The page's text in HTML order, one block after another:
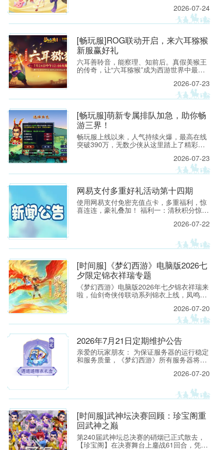
2026-07-24
[畅玩服]ROG联动开启，来六耳猕猴
新服赢好礼
六耳善聆音，能察理、知前后。真假美猴王
的传奇，让“六耳猕猴”成为西游世界中最令
2026-07-23
[畅玩服]萌新专属排队加急，助你畅
游三界！
畅玩服上线以来，人气持续火爆，最高在线
突破390万，无数少侠从这里踏上了精彩的
自踏入三界，开启属于自己的梦幻征程。
2026-07-23
网易支付多重好礼活动第十四期
使用网易支付免密充值点卡，多重福利，惊
喜连连，豪礼叠加！ 福利一：清秋积分惊喜
年9月8日8:00 活动范围： 开服时间＞30天
2026-07-22
[时间服]《梦幻西游》电脑版2026七
夕限定锦衣祥瑞专题
《梦幻西游》电脑版2026年七夕锦衣祥瑞来
啦，仙剑奇侠传联动系列锦衣上线，凤鸣于
2026-07-20
2026年7月21日定期维护公告
亲爱的玩家朋友： 为保证服务器的运行稳定
和服务质量，《梦幻西游》所有服务器将于
行的维护工作。预计维护时间为上午8:00至
戏时间，以免造成不必要的损失。
2026-07-20
[时间服]武神坛决赛回顾：珍宝阁重
回武神之巅
第240届武神坛总决赛的硝烟已正式散去，
【珍宝阁】在决赛舞台上鏖战61回合，凭借